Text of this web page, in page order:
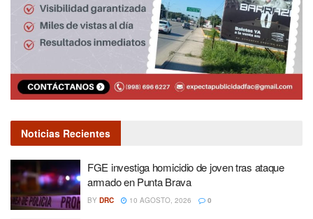
Noticias Recientes
FGE investiga homicidio de joven tras ataque
armado en Punta Brava
BY DRC 10 AGOSTO, 2026 0